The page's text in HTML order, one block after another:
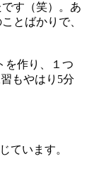
す（笑）。あ
とばかりで、
を作り、１つ
もやはり5分
ています。